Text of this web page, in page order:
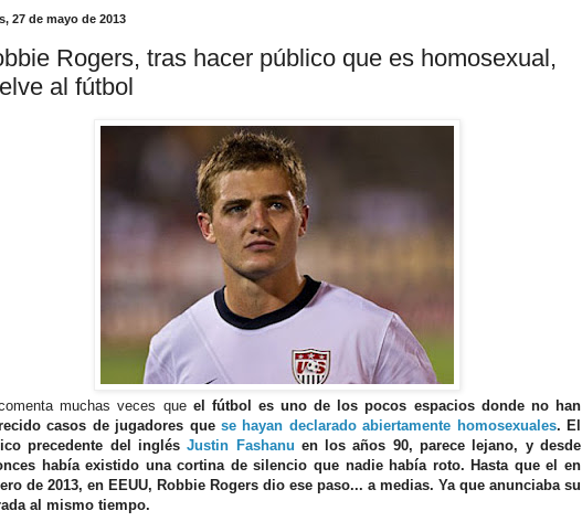
27 de mayo de 2013
Rogers, tras hacer público que es homosexual,
al fútbol
muchas veces que el fútbol es uno de los pocos espacios donde no han
casos de jugadores que se hayan declarado abiertamente homosexuales. El
precedente del inglésJustin Fashanu en los años 90, parece lejano, y desde
había existido una cortina de silencio que nadie había roto. Hasta que el en
de 2013, en EEUU, Robbie Rogers dio ese paso... a medias. Ya que anunciaba su
al mismo tiempo.